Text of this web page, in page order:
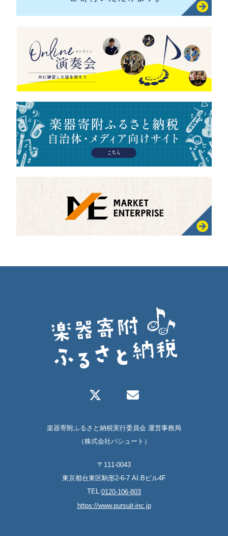
楽器寄附ふるさと納税実行委員会 運営事務局
（株式会社パシュート）
〒111-0043
東京都台東区駒形2-6-7 AI.Bビル4F
TEL:0120-106-803
https://www.pursuit-inc.jp